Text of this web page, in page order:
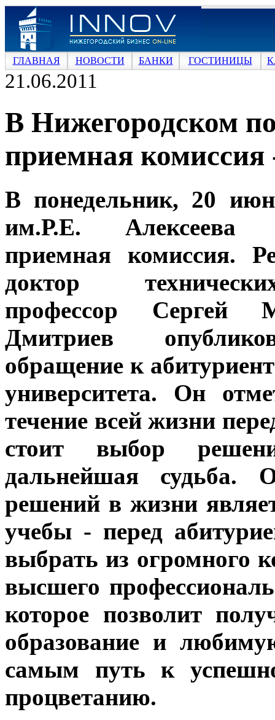
ГЛАВНАЯ НОВОСТИ БАНКИ ГОСТИНИЦЫ
21.06.2011
В Нижегородском
приемная комиссия
В понедельник, 20
им.Р.Е. Алексеева
приемная комиссия.
доктор
профессор Сергей
Дмитриев
обращение к
университета. Он
течение всей жизни
стоит выбор
дальнейшая судьба.
решений в жизни
учебы - перед
выбрать из огромного
высшего
которое позволит
образование и
самым путь к
процветанию.